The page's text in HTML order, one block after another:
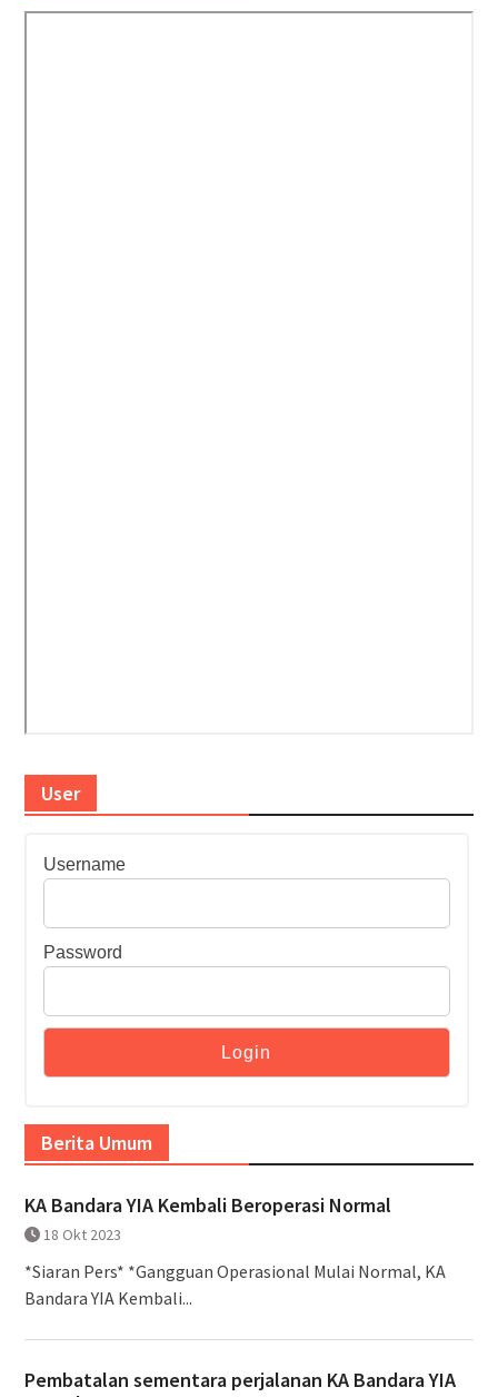
User
Username
Password
Berita Umum
KA Bandara YIA Kembali Beroperasi Normal
18 Okt 2023
*Siaran Pers* *Gangguan Operasional Mulai Normal, KA
Bandara YIA Kembali...
Pembatalan sementara perjalanan KA Bandara YIA